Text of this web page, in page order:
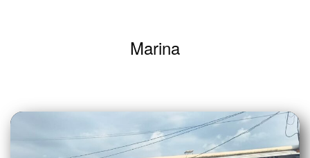
Marina